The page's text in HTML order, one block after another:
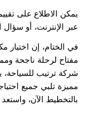
يمكن الاطلاع على
عبر الإنترنت، أو سؤال
في الختام، إن
مفتاح لرحلة ناجحة
شركة ترتيب للسياحة،
مميزة تلبي جميع
بالتخطيط الآن،